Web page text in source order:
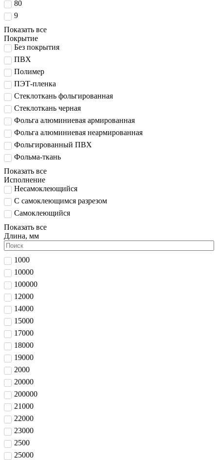
80
9
Показать все
Покрытие
Без покрытия
ПВХ
Полимер
ПЭТ-пленка
Стеклоткань фольгированная
Стеклоткань черная
Фольга алюминиевая армированная
Фольга алюминиевая неармированная
Фольгированный ПВХ
Фольма-ткань
Показать все
Исполнение
Несамоклеющийся
С самоклеющимся разрезом
Самоклеющийся
Показать все
Длина, мм
1000
10000
100000
12000
14000
15000
17000
18000
19000
2000
20000
200000
21000
22000
23000
2500
25000